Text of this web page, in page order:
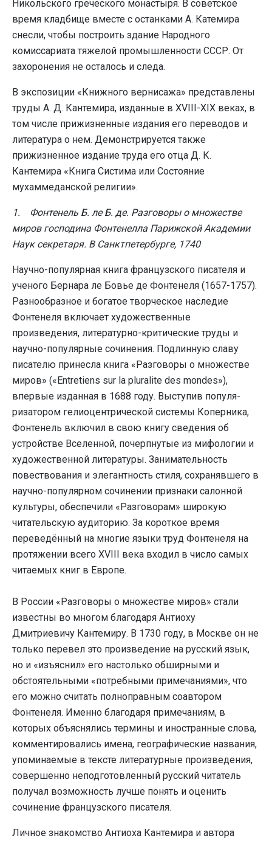
Никольского греческого монастыря. В советское
время кладбище вместе с останками А. Катемира
снесли, чтобы построить здание Народного
комиссариата тяжелой промышленности СССР. От
захоронения не осталось и следа.
В экспозиции «Книжного вернисажа» представлены
труды А. Д. Кантемира, изданные в XVIII-XIX веках, в
том числе прижизненные издания его переводов и
литература о нем. Демонстрируется также
прижизненное издание труда его отца Д. К.
Кантемира «Книга Систима или Состояние
мухаммеданской религии».
1. Фонтенель Б. ле Б. де. Разговоры о множестве
миров господина Фонтенелла Парижской Академии
Наук секретаря. В Санктпетербурге, 1740
Научно-популярная книга французского писателя и
ученого Бернара ле Бовье де Фонтенеля (1657-1757).
Разнообразное и богатое творческое наследие
Фонтенеля включает художественные
произведения, литературно-критические труды и
научно-популярные сочинения. Подлинную славу
писателю принесла книга «Разговоры о множестве
миров» («Entretiens sur la pluralite des mondes»),
впервые изданная в 1688 году. Выступив популя­
ризатором гелиоцентрической системы Копер­ника,
Фонтенель включил в свою книгу сведения об
устройстве Вселенной, почерпну­тые из мифологии и
художественной литературы. Занимательность
повествования и эле­гантность стиля, сохранявшего в
научно-популярном сочинении признаки салонной
культуры, обеспечили «Разговорам» широкую
читательскую аудиторию. За короткое время
переведённый на многие языки труд Фонтенеля на
протяжении всего XVIII века входил в число самых
читаемых книг в Европе.
В России «Разговоры о множестве миров» стали
известны во многом благодаря Антиоху
Дмитриевичу Кантемиру. В 1730 году, в Москве он не
только перевел это произведение на русский язык,
но и «изъяснил» его настолько обширными и
обстоятельными «потребными примечаниями», что
его можно считать полно­правным соавтором
Фонтенеля. Именно благодаря примечаниям, в
которых объяснялись термины и иностранные слова,
комментировались имена, гео­графические названия,
упоминаемые в тексте литературные произведения,
совершенно неподготовленный русский читатель
получал возможность лучше понять и оценить
сочинение французского писателя.
Личное знакомство Антиоха Кантемира и автора